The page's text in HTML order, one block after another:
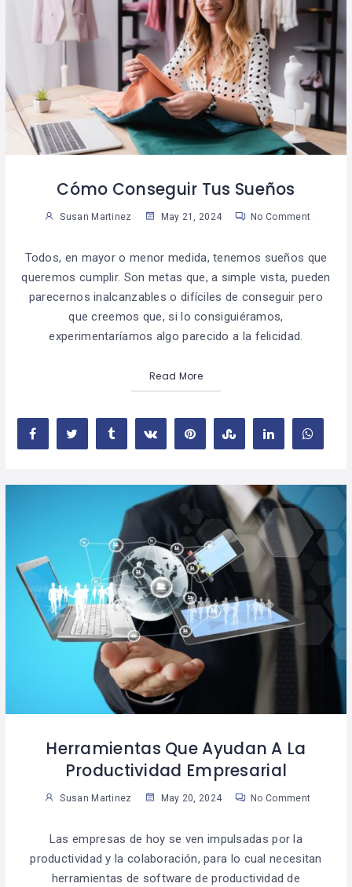
Cómo Conseguir Tus Sueños
Susan Martinez May 21, 2024 No Comment
Todos, en mayor o menor medida, tenemos sueños que
queremos cumplir. Son metas que, a simple vista, pueden
parecernos inalcanzables o difíciles de conseguir pero
que creemos que, si lo consiguiéramos,
experimentaríamos algo parecido a la felicidad.
Read More
Herramientas Que Ayudan A La
Productividad Empresarial
Susan Martinez May 20, 2024 No Comment
Las empresas de hoy se ven impulsadas por la
productividad y la colaboración, para lo cual necesitan
herramientas de software de productividad de